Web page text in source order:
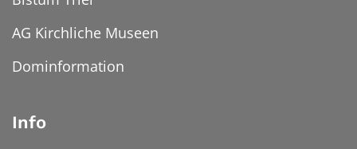
AG Kirchliche Museen
Dominformation
Info